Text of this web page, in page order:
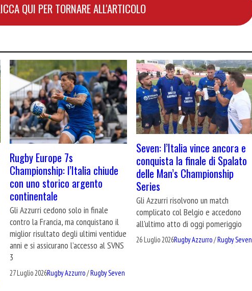
QUI PER TORNARE ALL'ARTICOLO
Rugby Europe 7s
Championship: l’Italia chiude
con uno storico argento
continentale
Gli Azzurri cedono solo in finale
contro la Francia, ma conquistano il
miglior risultato degli ultimi ventidue
anni e si assicurano l’accesso al SVNS
3
27 Luglio 2026Rugby Azzurro/Rugby Seven
Seven: l’Italia vince ancora e
conquista la finale di Spalato
delle Man’s Championship
Series
Gli Azzurri risolvono un match
complicato col Belgio e accedono
all'ultimo atto di oggi pomeriggio
26 Luglio 2026Rugby Azzurro/Rugby Seven